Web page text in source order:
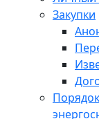
Закупки